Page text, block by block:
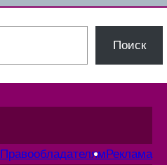
Поиск
ПравообладателямРеклама